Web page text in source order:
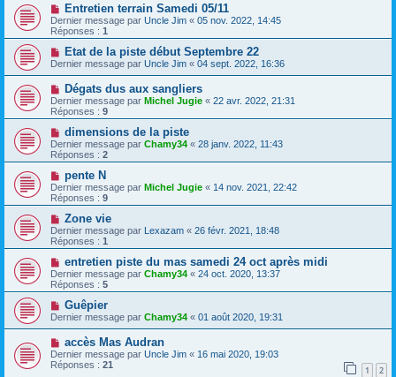
Entretien terrain Samedi 05/11
Dernier message par Uncle Jim « 05 nov. 2022, 14:45
Réponses : 1
Etat de la piste début Septembre 22
Dernier message par Uncle Jim « 04 sept. 2022, 16:36
Dégats dus aux sangliers
Dernier message par Michel Jugie « 22 avr. 2022, 21:31
Réponses : 9
dimensions de la piste
Dernier message par Chamy34 « 28 janv. 2022, 11:43
Réponses : 2
pente N
Dernier message par Michel Jugie « 14 nov. 2021, 22:42
Réponses : 9
Zone vie
Dernier message par Lexazam « 26 févr. 2021, 18:48
Réponses : 1
entretien piste du mas samedi 24 oct après midi
Dernier message par Chamy34 « 24 oct. 2020, 13:37
Réponses : 5
Guêpier
Dernier message par Chamy34 « 01 août 2020, 19:31
accès Mas Audran
Dernier message par Uncle Jim « 16 mai 2020, 19:03
Réponses : 21 1 2